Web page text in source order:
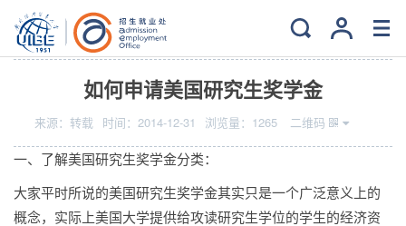
当前位置： 主页 >就业>
如何申请美国研究生奖学金
来源： 转载 时间： 2014-12-31 浏览量： 1265 二维码
一、了解美国研究生奖学金分类：
大家平时所说的美国研究生奖学金其实只是一个广泛意义上的
概念，实际上美国大学提供给攻读研究生学位的学生的经济资